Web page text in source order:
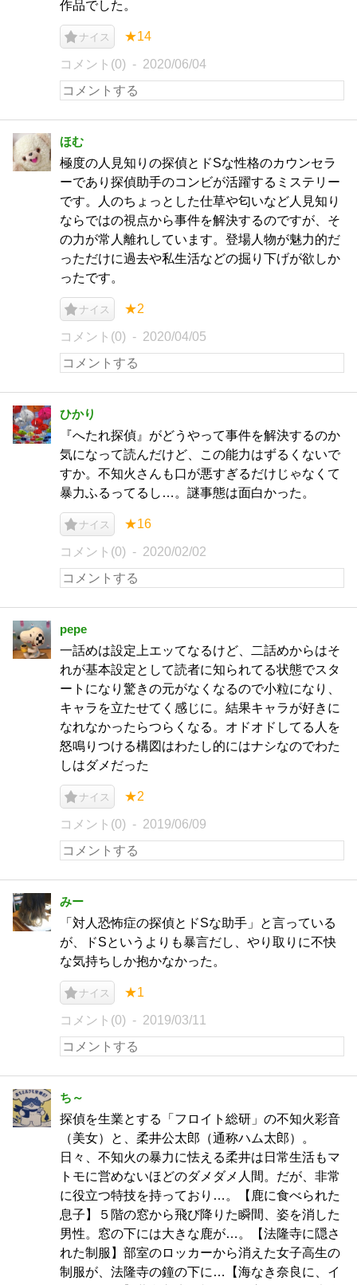
作品でした。
ナイス ★14
コメント(0) 2020/06/04
ほむ
極度の人見知りの探偵とドSな性格のカウンセラ
ーであり探偵助手のコンビが活躍するミステリー
です。人のちょっとした仕草や匂いなど人見知り
ならではの視点から事件を解決するのですが、そ
の力が常人離れしています。登場人物が魅力的だ
っただけに過去や私生活などの掘り下げが欲しか
ったです。
ナイス ★2
コメント(0) 2020/04/05
ひかり
『へたれ探偵』がどうやって事件を解決するのか
気になって読んだけど、この能力はずるくないで
すか。不知火さんも口が悪すぎるだけじゃなくて
暴力ふるってるし…。謎事態は面白かった。
ナイス ★16
コメント(0) 2020/02/02
pepe
一話めは設定上エッてなるけど、二話めからはそ
れが基本設定として読者に知られてる状態でスタ
ートになり驚きの元がなくなるので小粒になり、
キャラを立たせてく感じに。結果キャラが好きに
なれなかったらつらくなる。オドオドしてる人を
怒鳴りつける構図はわたし的にはナシなのでわた
しはダメだった
ナイス ★2
コメント(0) 2019/06/09
みー
「対人恐怖症の探偵とドSな助手」と言っている
が、ドSというよりも暴言だし、やり取りに不快
な気持ちしか抱かなかった。
ナイス ★1
コメント(0) 2019/03/11
ち～
探偵を生業とする「フロイト総研」の不知火彩音
（美女）と、柔井公太郎（通称ハム太郎）。
日々、不知火の暴力に怯える柔井は日常生活もマ
トモに営めないほどのダメダメ人間。だが、非常
に役立つ特技を持っており…。【鹿に食べられた
息子】５階の窓から飛び降りた瞬間、姿を消した
男性。窓の下には大きな鹿が…。【法隆寺に隠さ
れた制服】部室のロッカーから消えた女子高生の
制服が、法隆寺の鐘の下に…【海なき奈良に、イ